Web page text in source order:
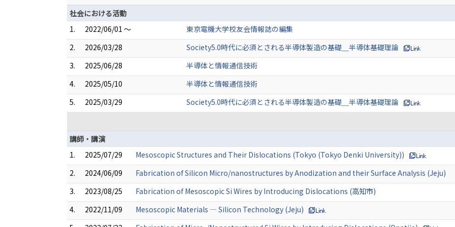
社会における活動
1.
2022/06/01 ～
東京電機大学校友会情報誌の編集
2.
2026/03/28
Society5.0時代に必須とされる半導体製造の基礎＿半導体基礎理論
3.
2025/06/28
半導体と情報通信技術
4.
2025/05/10
半導体と情報通信技術
5.
2025/03/29
Society5.0時代に必須とされる半導体製造の基礎＿半導体基礎理論
講師・講演
1.
2025/07/29
Mesoscopic Structures and Their Dislocations (Tokyo (Tokyo Denki University))
2.
2024/06/09
Fabrication of Silicon Micro/nanostructures by Anodization and their Surface Analysis (Jeju)
3.
2023/08/25
Fabrication of Mesoscopic Si Wires by Introducing Dislocations (高知市)
4.
2022/11/09
Mesoscopic Materials ― Silicon Technology (Jeju)